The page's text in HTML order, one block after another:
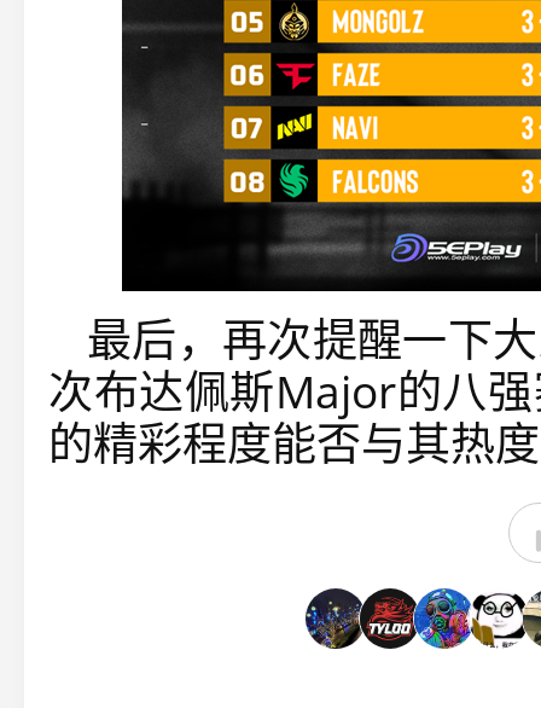
最后，再次提醒一下
次布达佩斯Major的八
的精彩程度能否与其热